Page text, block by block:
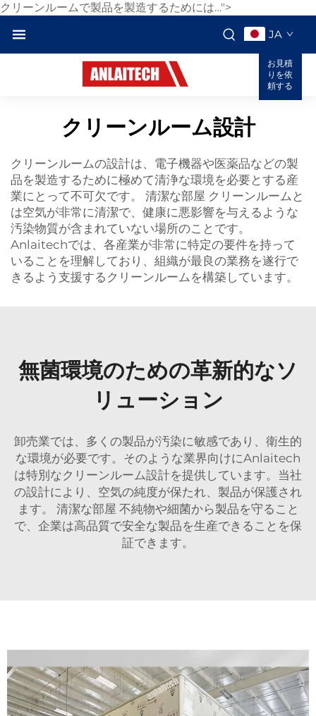
クリーンルームで製品を製造するためには…">
JA
お見積
りを依
頼する
クリーンルーム設計
クリーンルームの設計は、電子機器や医薬品などの製
品を製造するために極めて清浄な環境を必要とする産
業にとって不可欠です。 清潔な部屋 クリーンルームと
は空気が非常に清潔で、健康に悪影響を与えるような
汚染物質が含まれていない場所のことです。
Anlaitechでは、各産業が非常に特定の要件を持って
いることを理解しており、組織が最良の業務を遂行で
きるよう支援するクリーンルームを構築しています。
無菌環境のための革新的なソ
リューション
卸売業では、多くの製品が汚染に敏感であり、衛生的
な環境が必要です。そのような業界向けにAnlaitech
は特別なクリーンルーム設計を提供しています。当社
の設計により、空気の純度が保たれ、製品が保護され
ます。 清潔な部屋 不純物や細菌から製品を守ること
で、企業は高品質で安全な製品を生産できることを保
証できます。